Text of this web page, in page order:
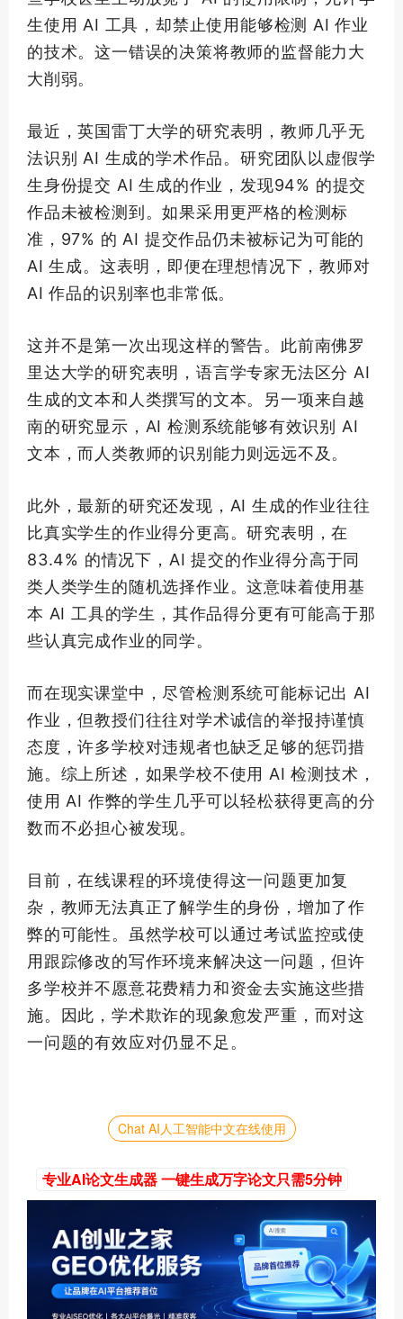
生使用 AI 工具，却禁止使用能够检测 AI 作业
的技术。这一错误的决策将教师的监督能力大
大削弱。
最近，英国雷丁大学的研究表明，教师几乎无
法识别 AI 生成的学术作品。研究团队以虚假学
生身份提交 AI 生成的作业，发现94% 的提交
作品未被检测到。如果采用更严格的检测标
准，97% 的 AI 提交作品仍未被标记为可能的
AI 生成。这表明，即便在理想情况下，教师对
AI 作品的识别率也非常低。
这并不是第一次出现这样的警告。此前南佛罗
里达大学的研究表明，语言学专家无法区分 AI
生成的文本和人类撰写的文本。另一项来自越
南的研究显示，AI 检测系统能够有效识别 AI
文本，而人类教师的识别能力则远远不及。
此外，最新的研究还发现，AI 生成的作业往往
比真实学生的作业得分更高。研究表明，在
83.4% 的情况下，AI 提交的作业得分高于同
类人类学生的随机选择作业。这意味着使用基
本 AI 工具的学生，其作品得分更有可能高于那
些认真完成作业的同学。
而在现实课堂中，尽管检测系统可能标记出 AI
作业，但教授们往往对学术诚信的举报持谨慎
态度，许多学校对违规者也缺乏足够的惩罚措
施。综上所述，如果学校不使用 AI 检测技术，
使用 AI 作弊的学生几乎可以轻松获得更高的分
数而不必担心被发现。
目前，在线课程的环境使得这一问题更加复
杂，教师无法真正了解学生的身份，增加了作
弊的可能性。虽然学校可以通过考试监控或使
用跟踪修改的写作环境来解决这一问题，但许
多学校并不愿意花费精力和资金去实施这些措
施。因此，学术欺诈的现象愈发严重，而对这
一问题的有效应对仍显不足。
Chat AI人工智能中文在线使用
专业AI论文生成器 一键生成万字论文只需5分钟